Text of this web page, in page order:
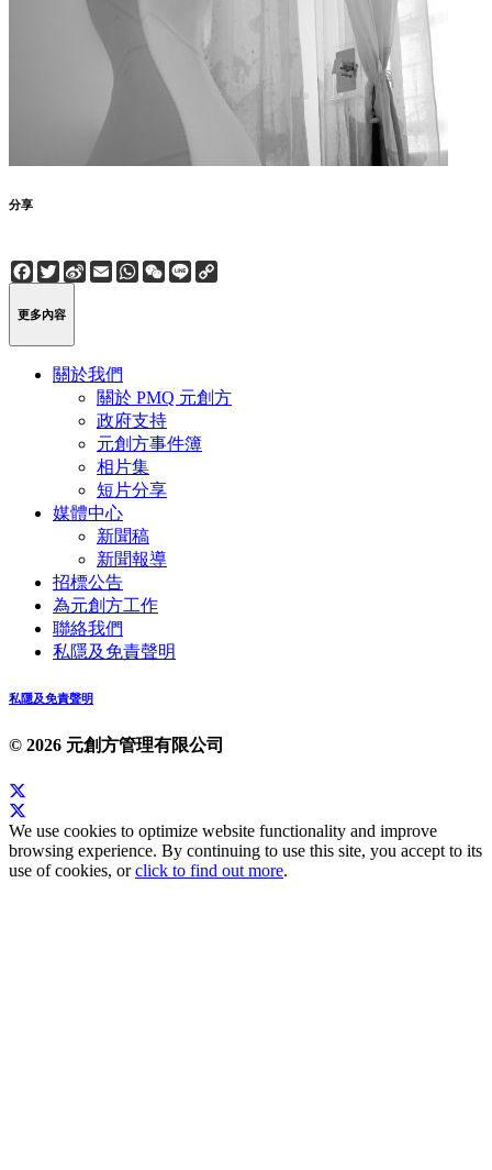
分享
Facebook
Twitter
Sina
Weibo
EmailWhatsApp
WeChat
Line
更多內容
關於我們
關於 PMQ 元創方
政府支持
元創方事件簿
相片集
短片分享
媒體中心
新聞稿
新聞報導
招標公告
為元創方工作
聯絡我們
私隱及免責聲明
私隱及免責聲明
© 2026 元創方管理有限公司
We use cookies to optimize website functionality and improve
browsing experience. By continuing to use this site, you accept to its
use of cookies, orclick to find out more.